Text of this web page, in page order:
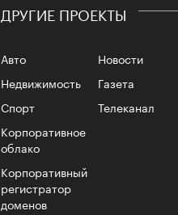
4
ДРУГИЕ ПРОЕКТЫ
Авто
Недвижимость
Спорт
Корпоративное
облако
Корпоративный
регистратор
доменов
Новости
Газета
Телеканал